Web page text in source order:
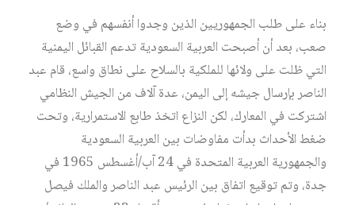
بناء على طلب الجمهوريين الذين وجدوا أنفسهم في وضع
صعب، بعد أن أصبحت العربية السعودية تدعم القبائل اليمنية
التي ظلت على ولائها للملكية بالسلاح على نطاق واسع، قام عبد
الناصر بإرسال جيشه إلى اليمن، عدة آلاف من الجيش النظامي
اشتركت في المعارك، لكن النزاع اتخذ طابع الاستمرارية، وتحت
ضغط الأحداث بدأت مفاوضات بين العربية السعودية
والجمهورية العربية المتحدة في 24 آب/أغسطس 1965 في
جدة، وتم توقيع اتفاق بين الرئيس عبد الناصر والملك فيصل